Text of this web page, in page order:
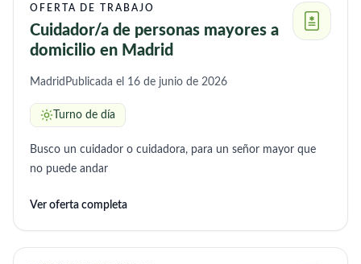
OFERTA DE TRABAJO
Cuidador/a de personas mayores a
domicilio en Madrid
Madrid Publicada el 16 de junio de 2026
Turno de día
Busco un cuidador o cuidadora, para un señor mayor que
no puede andar
Ver oferta completa